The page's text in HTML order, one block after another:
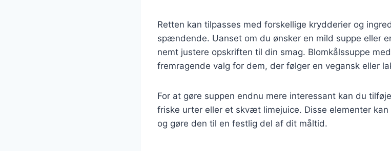
Retten kan tilpasses med forskellige krydderier og
spændende. Uanset om du ønsker en mild suppe eller
nemt justere opskriften til din smag. Blomkålssuppe
fremragende valg for dem, der følger en vegansk eller
For at gøre suppen endnu mere interessant kan du
friske urter eller et skvæt limejuice. Disse elementer
og gøre den til en festlig del af dit måltid.